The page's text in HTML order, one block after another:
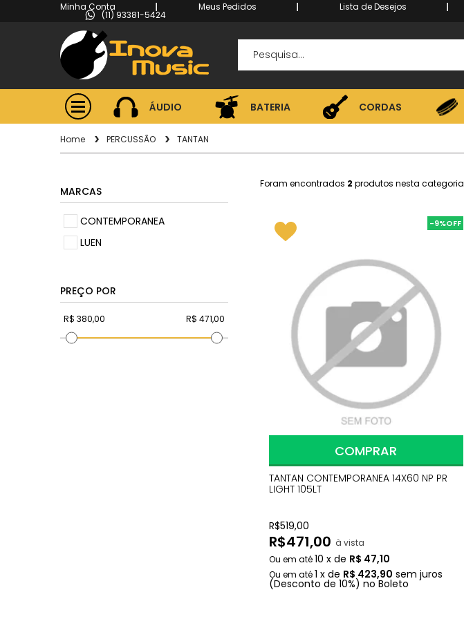
Minha Conta Meus Pedidos Lista de Desejos
(11) 93381-5424
ÁUDIO BATERIA CORDAS
ÁUDIO CORDAS
Home PERCUSSÃO TANTAN
MARCAS
CONTEMPORANEA
LUEN
PREÇO POR
Foram encontrados 2 produtos nesta categoria
-9%
TANTAN CONTEMPORANEA 14X60 NP PR
LIGHT 105LT
R$519,00
R$471,00 à vista
10 x de R$ 47,10
1 x de R$ 423,90 sem juros
(Desconto de 10%) no Boleto
COMPRAR